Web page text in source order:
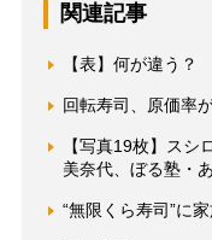
関連記事
【表】何が違う
回転寿司、原価率
【写真19枚】スシ
美奈代、ぼる塾・
“無限くら寿司”に